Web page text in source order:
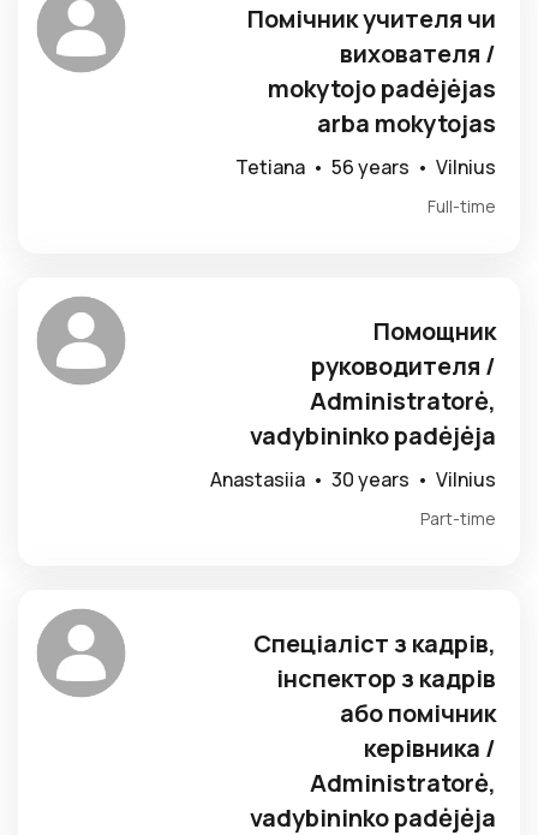
Помічник учителя чи
вихователя /
mokytojo padėjėjas
arba mokytojas
Tetiana • 56 years • Vilnius
Full-time
Помощник
руководителя /
Administratorė,
vadybininko padėjėja
Anastasiia • 30 years • Vilnius
Part-time
Спеціаліст з кадрів,
інспектор з кадрів
або помічник
керівника /
Administratorė,
vadybininko padėjėja